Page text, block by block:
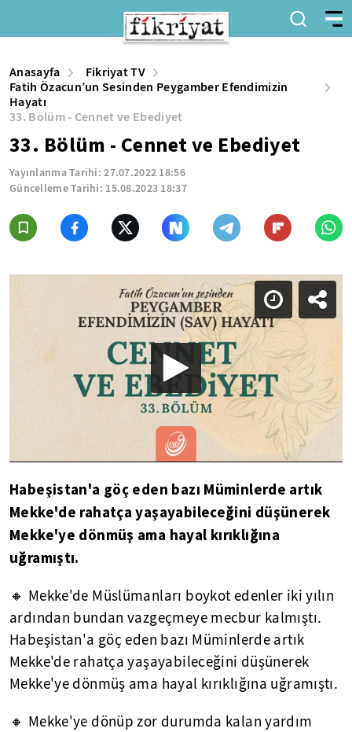
Anasayfa
Fikriyat TV
Fatih Özacun’un Sesinden Peygamber Efendimizin
Hayatı
33. Bölüm - Cennet ve Ebediyet
33. Bölüm - Cennet ve Ebediyet
Yayınlanma Tarihi:27.07.2022 18:56
Güncelleme Tarihi: 15.08.2023 18:37
Habeşistan'a göç eden bazı Müminlerde artık
Mekke'de rahatça yaşayabileceğini düşünerek
Mekke'ye dönmüş ama hayal kırıklığına
uğramıştı.
🔸 Mekke'de Müslümanları boykot edenler iki yılın
ardından bundan vazgeçmeye mecbur kalmıştı.
Habeşistan'a göç eden bazı Müminlerde artık
Mekke'de rahatça yaşayabileceğini düşünerek
Mekke'ye dönmüş ama hayal kırıklığına uğramıştı.
🔸 Mekke'ye dönüp zor durumda kalan yardım